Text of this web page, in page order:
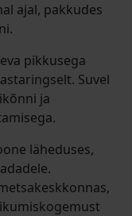
ajal, pakkudes
pikkusega
Suvel
ja
läheduses,